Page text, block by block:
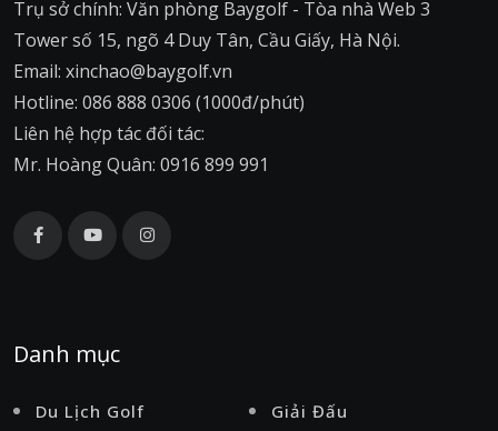
Trụ sở chính: Văn phòng Baygolf - Tòa nhà Web 3
Tower số 15, ngõ 4 Duy Tân, Cầu Giấy, Hà Nội.
Email: xinchao@baygolf.vn
Hotline: 086 888 0306 (1000đ/phút)
Liên hệ hợp tác đối tác:
Mr. Hoàng Quân: 0916 899 991
Danh mục
Du Lịch Golf
Giải Đấu